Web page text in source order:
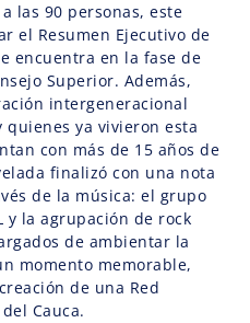
las 90 personas, este
el Resumen Ejecutivo de
encuentra en la fase de
Superior. Además,
intergeneracional
ya vivieron esta
con más de 15 años de
finalizó con una nota
de la música: el grupo
y la agrupación de rock
de ambientar la
momento memorable,
de una Red
Cauca.